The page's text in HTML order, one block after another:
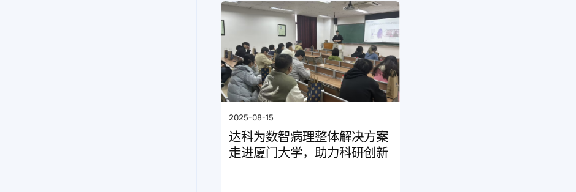
2025-08-15
达科为数智病理整体解决方案
走进厦门大学，助力科研创新